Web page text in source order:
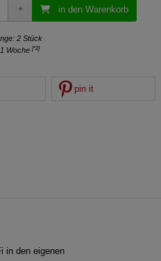
in den Warenkorb
2 Stück
Woche [*2]
pin it
in den eigenen